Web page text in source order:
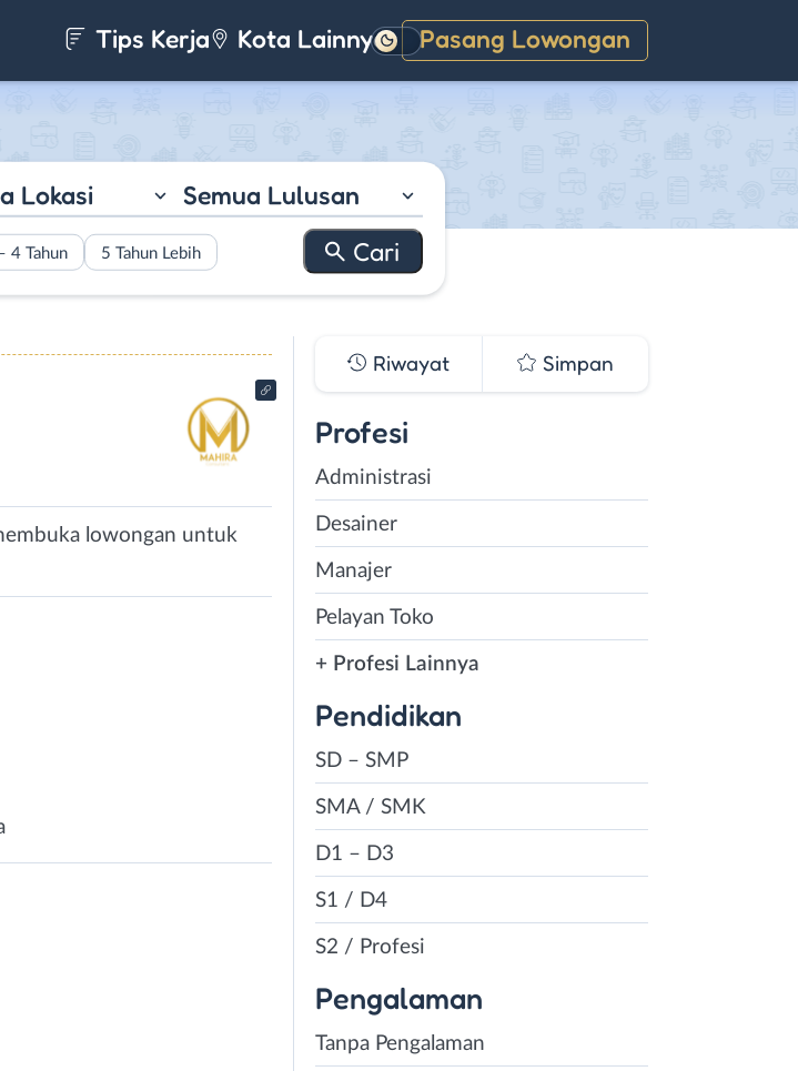
Tips Kerja Kota Lainnya Pasang Lowongan
Gelap
Lokasi Semua Lulusan
4 Tahun 5 Tahun Lebih
lowongan untuk
Riwayat Simpan
Profesi
Administrasi
Desainer
Manajer
Pelayan Toko
+ Profesi Lainnya
Pendidikan
SD – SMP
SMA / SMK
D1 – D3
S1 / D4
S2 / Profesi
Pengalaman
Tanpa Pengalaman